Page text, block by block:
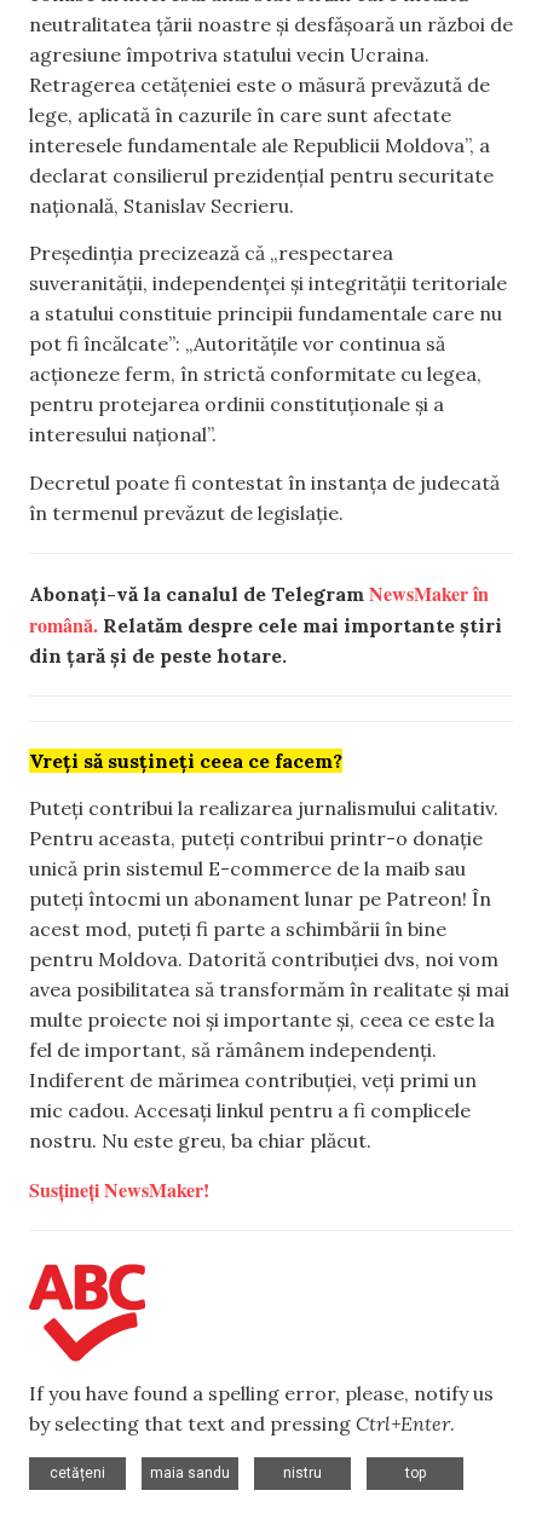
neutralitatea țării noastre și desfășoară un război de
agresiune împotriva statului vecin Ucraina.
Retragerea cetățeniei este o măsură prevăzută de
lege, aplicată în cazurile în care sunt afectate
interesele fundamentale ale Republicii Moldova”, a
declarat consilierul prezidențial pentru securitate
națională, Stanislav Secrieru.
Președinția precizează că „respectarea
suveranității, independenței și integrității teritoriale
a statului constituie principii fundamentale care nu
pot fi încălcate”: „Autoritățile vor continua să
acționeze ferm, în strictă conformitate cu legea,
pentru protejarea ordinii constituționale și a
interesului național”.
Decretul poate fi contestat în instanța de judecată
în termenul prevăzut de legislație.
Abonați-vă la canalul de Telegram NewsMaker în
română. Relatăm despre cele mai importante știri
din țară și de peste hotare.
Vreți să susțineți ceea ce facem?
Puteți contribui la realizarea jurnalismului calitativ.
Pentru aceasta, puteți contribui printr-o donație
unică prin sistemul E-commerce de la maib sau
puteți întocmi un abonament lunar pe Patreon! În
acest mod, puteți fi parte a schimbării în bine
pentru Moldova. Datorită contribuției dvs, noi vom
avea posibilitatea să transformăm în realitate și mai
multe proiecte noi și importante și, ceea ce este la
fel de important, să rămânem independenți.
Indiferent de mărimea contribuției, veți primi un
mic cadou. Accesați linkul pentru a fi complicele
nostru. Nu este greu, ba chiar plăcut.
Susțineți NewsMaker!
If you have found a spelling error, please, notify us
by selecting that text and pressing Ctrl+Enter.
cetățeni
maia sandu
nistru
top